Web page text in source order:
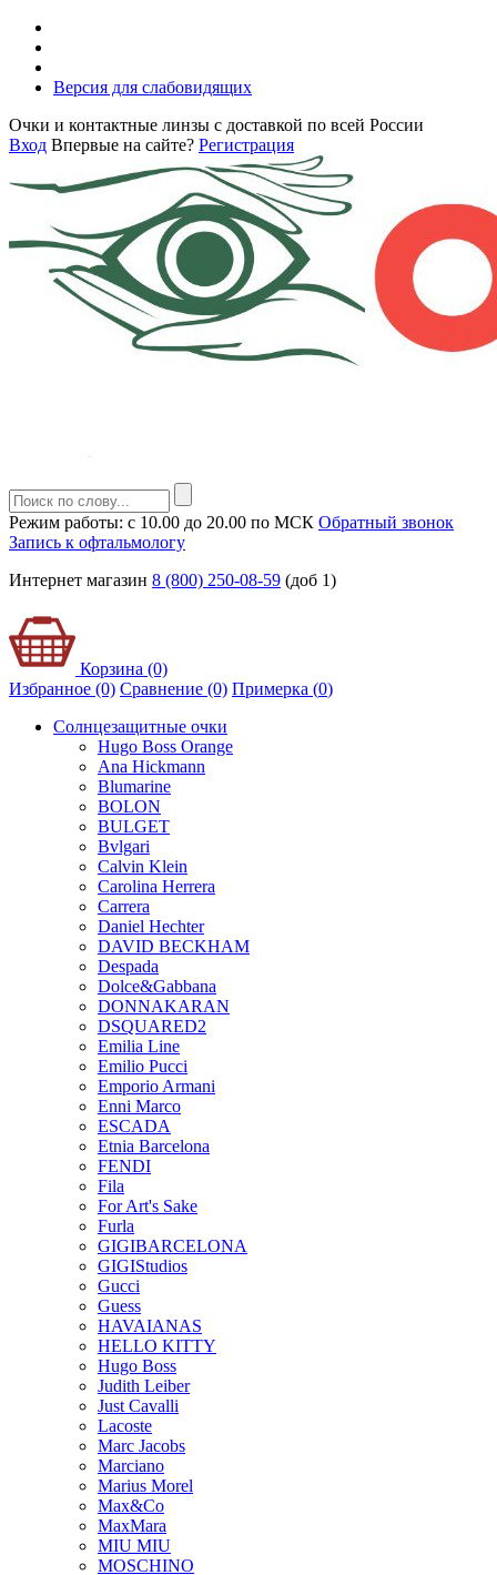
Версия для слабовидящих
Очки и контактные линзы с доставкой по всей России
Вход Впервые на сайте? Регистрация
Режим работы: с 10.00 до 20.00 по МСК Обратный звонок
Запись к офтальмологу
Интернет магазин 8 (800) 250-08-59 (доб 1)
Корзина (0)
Избранное (0) Сравнение (0) Примерка (0)
Солнцезащитные очки
Hugo Boss Orange
Ana Hickmann
Blumarine
BOLON
BULGET
Bvlgari
Calvin Klein
Carolina Herrera
Carrera
Daniel Hechter
DAVID BECKHAM
Despada
Dolce&Gabbana
DONNAKARAN
DSQUARED2
Emilia Line
Emilio Pucci
Emporio Armani
Enni Marco
ESCADA
Etnia Barcelona
FENDI
Fila
For Art's Sake
Furla
GIGIBARCELONA
GIGIStudios
Gucci
Guess
HAVAIANAS
HELLO KITTY
Hugo Boss
Judith Leiber
Just Cavalli
Lacoste
Marc Jacobs
Marciano
Marius Morel
Max&Co
MaxMara
MIU MIU
MOSCHINO